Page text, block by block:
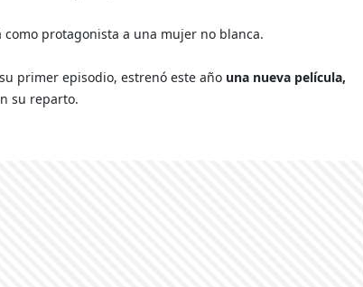
como protagonista a una mujer no blanca.
primer episodio, estrenó este año una nueva película,
su reparto.